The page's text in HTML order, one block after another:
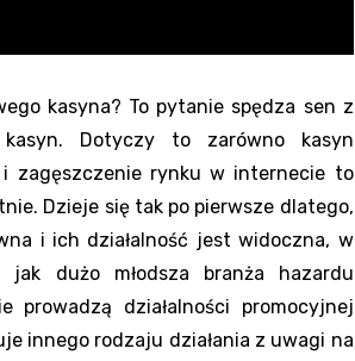
kasyna? To pytanie spędza sen z
Dotyczy to zarówno kasyn
zagęszczenie rynku w internecie to
Dzieje się tak po pierwsze dlatego,
i ich działalność jest widoczna, w
dużo młodsza branża hazardu
działalności promocyjnej
innego rodzaju działania z uwagi na